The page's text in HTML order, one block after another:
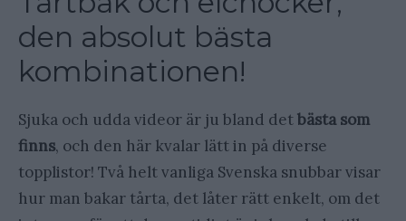
den absolut bästa
kombinationen!
Sjuka och udda videor är ju bland detbästa som
finns, och den här kvalar lätt in på diverse
topplistor! Två helt vanliga Svenska snubbar visar
hur man bakar tårta, det låter rätt enkelt, om det